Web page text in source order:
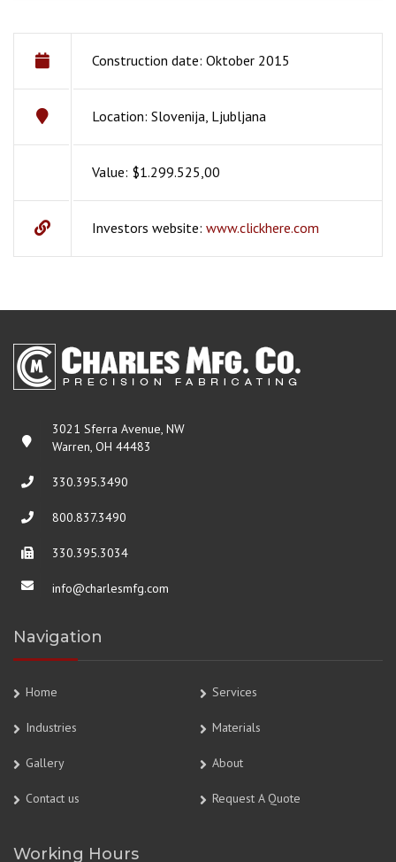
Construction date: Oktober 2015
Location: Slovenija, Ljubljana
Value: $1.299.525,00
Investors website: www.clickhere.com
3021 Sferra Avenue, NW
Warren, OH 44483
330.395.3490
800.837.3490
330.395.3034
info@charlesmfg.com
Navigation
Home Services
Industries Materials
Gallery About
Contact us Request A Quote
Working Hours